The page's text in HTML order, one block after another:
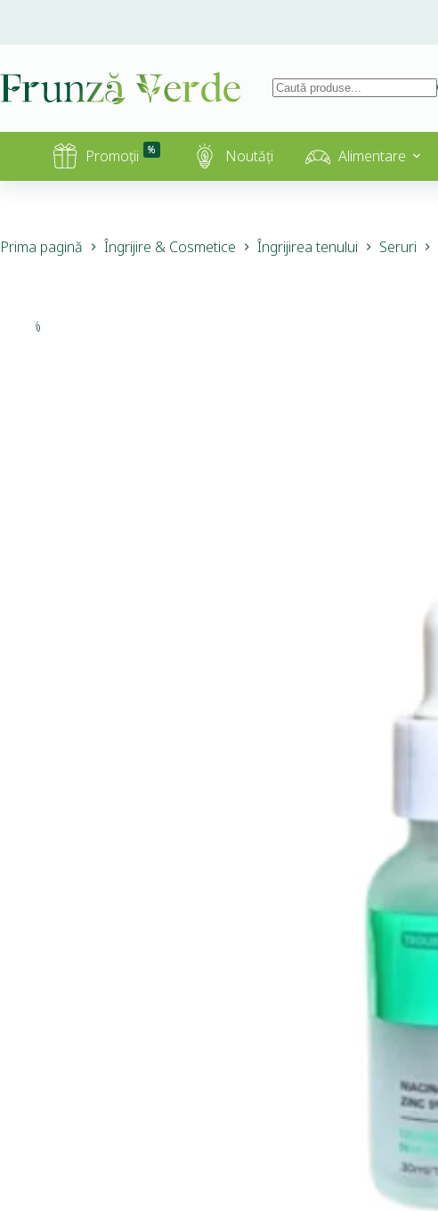
Promoții % Noutăți Alimentare
Prima pagină Îngrijire & Cosmetice Îngrijirea tenului Seruri
-15%